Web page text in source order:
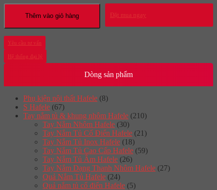
Thêm vào giỏ hàng Đặt mua ngay
Yêu cầu tư vấn
Hệ thống đại lý
Dòng sản phẩm
Phụ kiện nội thất Hafele (8)
S Hafele (67)
Tay nắm tủ & khung nhôm Hafele (210)
Tay Nắm Nhôm Hafele (30)
Tay Nắm Tủ Cố Điển Hafele (21)
Tay Nắm Tủ Inox Hafele (18)
Tay Nắm Tủ Cao Cấp Hafele (59)
Tay Nắm Tủ Âm Hafele (26)
Tay Nắm Dạng Thanh Nhôm Hafele (27)
Quả Nắm Tủ Hafele (24)
Quả nắm tủ cổ điển Hafele (5)